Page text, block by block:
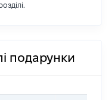
подарунки